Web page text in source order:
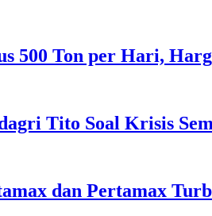
500 Ton per Hari,
Tito Soal Krisis
dan Pertamax